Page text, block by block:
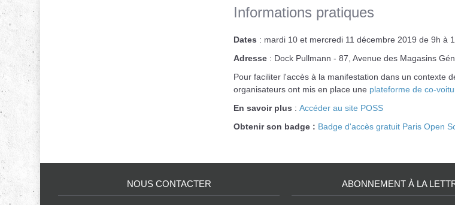
Informations pratiques
Dates : mardi 10 et mercredi 11 décembre 2019 de 9h à
Adresse: Dock Pullmann - 87, Avenue des Magasins
Pour faciliter l'accès à la manifestation dans un contexte
organisateurs ont mis en place une plateforme de co-
En savoir plus : Accéder au site POSS
Obtenir son badge : Badge d'accès gratuit Paris Open
NOUS CONTACTER ABONNEMENT À LA